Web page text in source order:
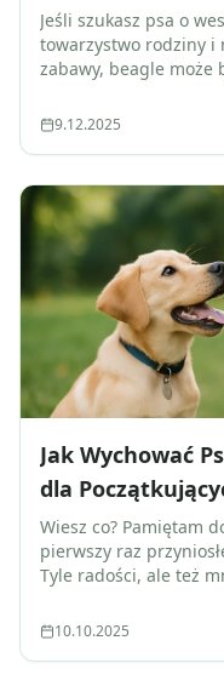
adopcją
Jeśli szukasz psa o
towarzystwo rodziny i
zabawy, beagle może
9.12.2025
Jak Wychować
dla
Wiesz co? Pamiętam
pierwszy raz
Tyle radości, ale też
coś zro
10.10.2025